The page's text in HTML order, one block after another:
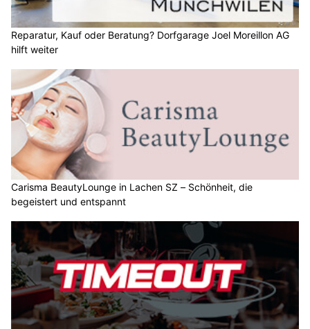
Reparatur, Kauf oder Beratung? Dorfgarage Joel Moreillon AG
hilft weiter
Carisma BeautyLounge in Lachen SZ – Schönheit, die
begeistert und entspannt